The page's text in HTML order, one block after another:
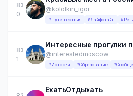
83
0
@kolotkin_igor
#Путешествия #Лайфстайл
83
1
Интересные прогулки
@interestedmoscow
#История #Образование
ЕхатьОтдыхать